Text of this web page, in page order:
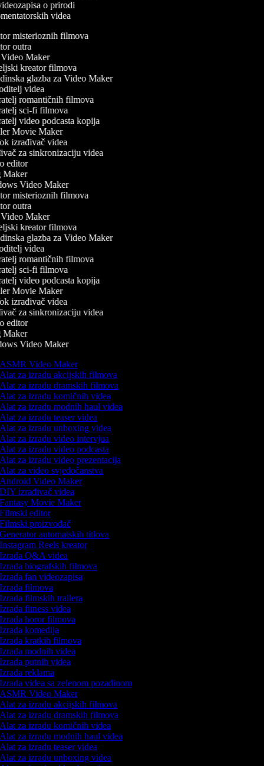
o prirodi
videa
misterioznih filmova
outra
Maker
kreator filmova
glazba za Video Maker
videa
romantičnih filmova
sci-fi filmova
video podcasta kopija
Movie Maker
izrađivač videa
za sinkronizaciju videa
editor
Video Maker
misterioznih filmova
outra
Maker
kreator filmova
glazba za Video Maker
videa
romantičnih filmova
sci-fi filmova
video podcasta kopija
Movie Maker
izrađivač videa
za sinkronizaciju videa
editor
Video Maker
Video Maker
za izradu akcijskih filmova
za izradu dramskih filmova
za izradu komičnih videa
za izradu modnih haul videa
za izradu teaser videa
za izradu unboxing videa
za izradu video intervjua
za izradu video podcasta
za izradu video prezentacija
za video svjedočanstva
Video Maker
izrađivač videa
Movie Maker
editor
proizvođač
automatskih titlova
Reels kreator
Q&A videa
biografskih filmova
fan videozapisa
filmova
filmskih trailera
fitness videa
horor filmova
komedija
kratkih filmova
modnih videa
putnih videa
reklama
videa sa zelenom pozadinom
Video Maker
za izradu akcijskih filmova
za izradu dramskih filmova
za izradu komičnih videa
za izradu modnih haul videa
za izradu teaser videa
za izradu unboxing videa